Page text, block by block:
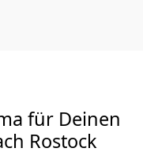
für Deinen
Rostock